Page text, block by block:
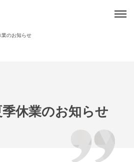
のお知らせ
休業のお知らせ